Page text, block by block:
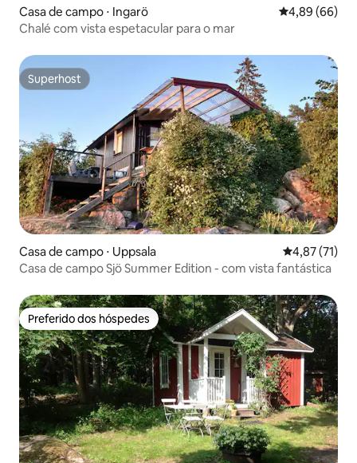
Casa de campo ⋅ Ingarö 4,89 de uma
4,89 (66)
Chalé com vista espetacular para o mar
Superhost
Superhost
Casa de campo ⋅ Uppsala 4,87 de uma
4,87 (71)
Casa de campo Sjö Summer Edition - com vista fantástica
Preferido dos hóspedes
Preferido dos hóspedes